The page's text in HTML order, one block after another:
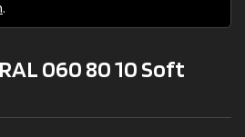
.
060 80 10 Soft